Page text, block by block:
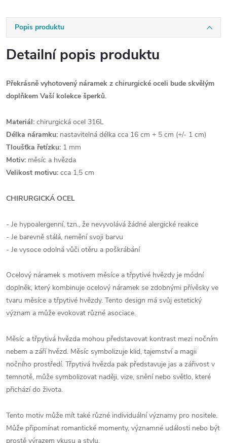
Popis produktu
Detailní popis produktu
Překrásně vyhotovený náramek z chirurgické oceli bude skvělým
doplňkem Vaší kolekce šperků.
Materiál: chirurgická ocel 316L
Délka náramku: nastavitelná délka cca 16 cm + 5 cm (+/- 1 cm)
Tloušťka řetízku: 1 mm
Motiv: měsíc a hvězda
Velikost motivu: cca 1,5 cm
CHIRURGICKÁ OCEL
- Je hypoalergenní, tzn., že nevyvolává žádné alergické reakce
- Je barevně stálá, nemění svoji barvu
- Je vysoce odolná vůči otěru a poškrábání
Ocelový náramek s motivem měsíce a třpytivé hvězdy je módní
doplněk, který kombinuje ocelový náramek se zdobnými přívěsky ve
tvaru měsíce a třpytivé hvězdy. Tento design má svůj estetický
význam a může evokovat různé asociace.
Měsíc a třpytivá hvězda mohou představovat kontrast mezi nočním
nebem a září hvězd. Měsíc symbolizuje klid, tajemství a magii
nočního prostředí. Třpytivá hvězda pak představuje jas a zářivost v
temnotě, může symbolizovat naději, vize, snění nebo světlo, které
přichází do života.
Tento motiv může mít také různé individuální významy pro nositele.
Může připomínat romantické momenty, významné události nebo být
prostě výrazem vkusu a stylu.